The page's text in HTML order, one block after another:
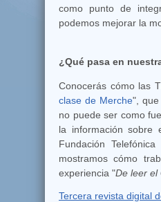
como punto de
podemos mejorar la
¿Qué pasa en
Conocerás cómo las
clase de Merche", que
no puede ser como
la información sobre
Fundación
mostramos cómo
experiencia "De leer el
Tercera revista digital